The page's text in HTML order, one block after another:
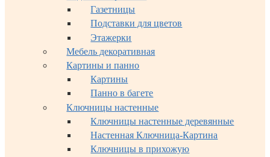
Газетницы
Подставки для цветов
Этажерки
Мебель декоративная
Картины и панно
Картины
Панно в багете
Ключницы настенные
Ключницы настенные деревянные
Настенная Ключница-Картина
Ключницы в прихожую